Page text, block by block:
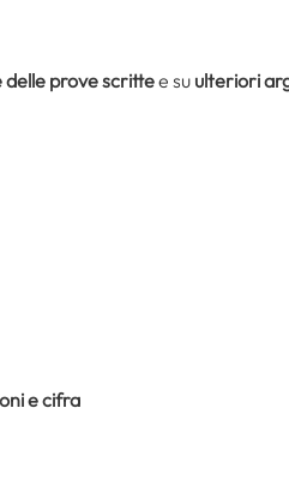
delle prove scrittee su ulteriori
e cifra